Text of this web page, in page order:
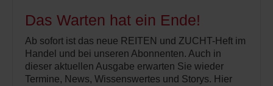
Das Warten hat ein Ende!
Ab sofort ist das neue REITEN und ZUCHT-Heft im
Handel und bei unseren Abonnenten. Auch in
dieser aktuellen Ausgabe erwarten Sie wieder
Termine, News, Wissenswertes und Storys. Hier